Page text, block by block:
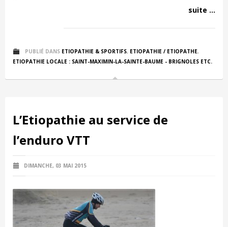
suite ...
PUBLIÉ DANS ETIOPATHIE & SPORTIFS, ETIOPATHIE / ETIOPATHE,
ETIOPATHIE LOCALE : SAINT-MAXIMIN-LA-SAINTE-BAUME - BRIGNOLES ETC.
L’Etiopathie au service de
l’enduro VTT
DIMANCHE, 03 MAI 2015